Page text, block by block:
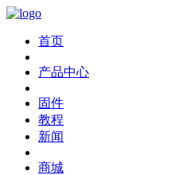
首页
产品中心
固件
教程
新闻
商城